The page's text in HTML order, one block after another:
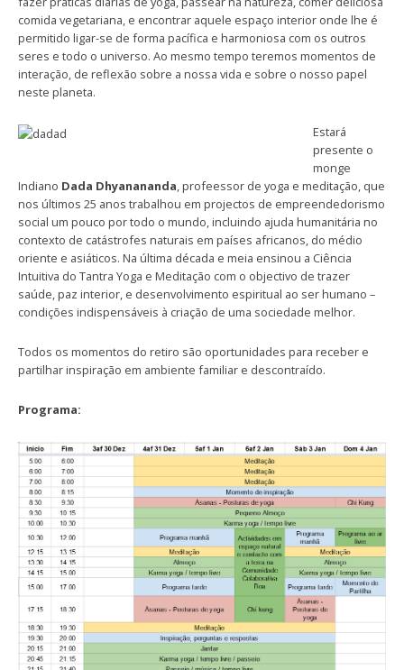
comida vegetariana, e encontrar aquele espaço interior onde lhe é
permitido ligar-se de forma pacífica e harmoniosa com os outros
seres e todo o universo. Ao mesmo tempo teremos momentos de
interação, de reflexão sobre a nossa vida e sobre o nosso papel
neste planeta.
Estará
presente o
monge
Indiano Dada Dhyanananda, profeessor de yoga e meditação, que
nos últimos 25 anos trabalhou em projectos de empreendedorismo
social um pouco por todo o mundo, incluindo ajuda humanitária no
contexto de catástrofes naturais em países africanos, do médio
oriente e asiáticos. Na última década e meia ensinou a Ciência
Intuitiva do Tantra Yoga e Meditação com o objectivo de trazer
saúde, paz interior, e desenvolvimento espiritual ao ser humano –
condições indispensáveis à criação de uma sociedade melhor.
Todos os momentos do retiro são oportunidades para receber e
partilhar inspiração em ambiente familiar e descontraído.
Programa: